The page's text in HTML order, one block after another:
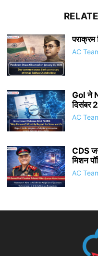
AC
GoI ने
दिसंबर
AC
CDS
मिशन
AC